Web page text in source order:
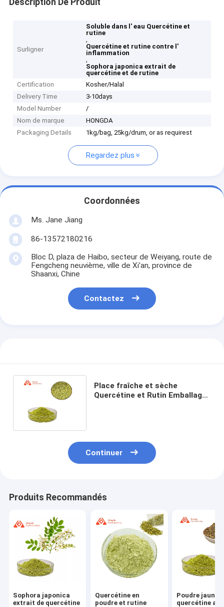
Surligner
Soluble dans l' eau Quercétine et
rutine
,
Quercétine et rutine contre l'
inflammation
,
Sophora japonica extrait de
quercétine et de rutine
Certification
Kosher/Halal
Delivery Time
3-10days
Model Number
/
Nom de marque
HONGDA
Packaging Details
1kg/bag, 25kg/drum, or as requirest
Regardez plus
Coordonnées
Ms. Jane Jiang
86-13572180216
Bloc D, plaza de Haibo, secteur de Weiyang, route de
Fengcheng neuvième, ville de Xi'an, province de
Shaanxi, Chine
Contactez
Place fraîche et sèche
Quercétine et Rutin Emballage
Continuer
Produits Recommandés
Sophora japonica
extrait de quercétine
Quercétine en
poudre et rutine
Poudre jaune
quercétine